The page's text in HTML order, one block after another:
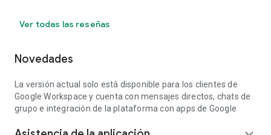
Ver todas las reseñas
Novedades
La versión actual solo está disponible para los clientes de
Google Workspace y cuenta con mensajes directos, chats de
grupo e integración de la plataforma con apps de Google